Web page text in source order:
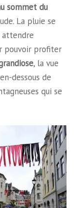
sommet du
La pluie se
pouvoir profiter
, la vue
dessous de
qui se